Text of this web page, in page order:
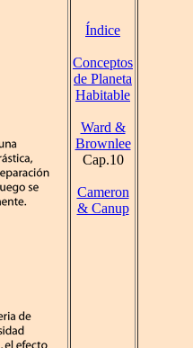
Índice
Conceptos
de Planeta
Habitable
Ward &
Brownlee
Cap.10
Cameron
& Canup